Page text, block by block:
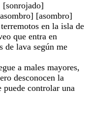
[asombro]
en la isla de
que entra en
de lava según me
a males mayores,
desconocen la
controlar una